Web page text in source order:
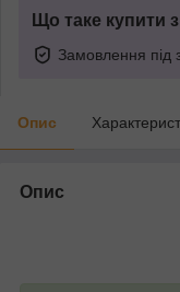
Що таке купити
Замовлення під
Опис
Опис